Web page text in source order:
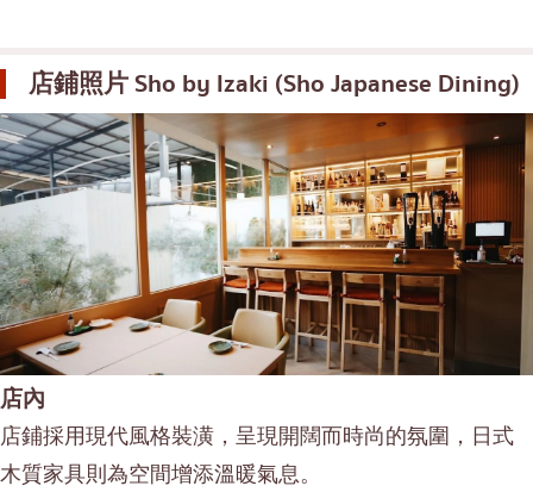
店鋪照片Sho by Izaki (Sho Japanese Dining)
店內
店鋪採用現代風格裝潢，呈現開闊而時尚的氛圍，日式
木質家具則為空間增添溫暖氣息。